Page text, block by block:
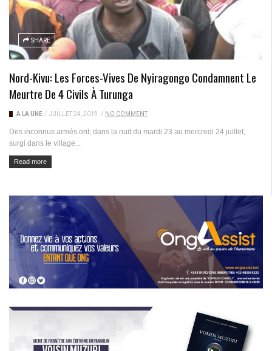
SHARE
Nord-Kivu: Les Forces-Vives De Nyiragongo Condamnent Le
Meurtre De 4 Civils À Turunga
A LA UNE / JUILLET 24, 2019 / NO COMMENT
Des inconnus armés ont, dans la nuit du mardi 23 au mercredi 24 juillet,
surgi dans le village...
Read more